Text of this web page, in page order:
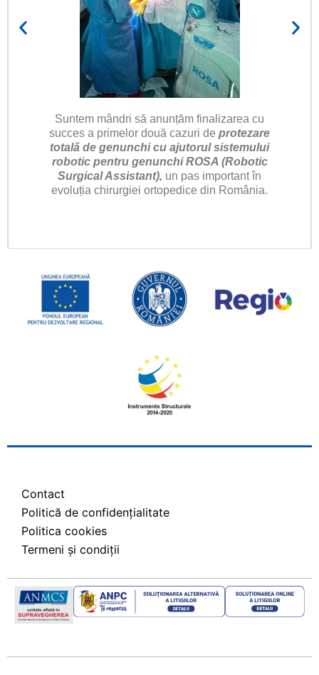
Suntem mândri să anunțăm finalizarea cu
succes a primelor două cazuri de protezare
totală de genunchi cu ajutorul sistemului
robotic pentru genunchi ROSA (Robotic
Surgical Assistant), un pas important în
evoluția chirurgiei ortopedice din România.
Contact
Politică de confidențialitate
Politica cookies
Termeni și condiții